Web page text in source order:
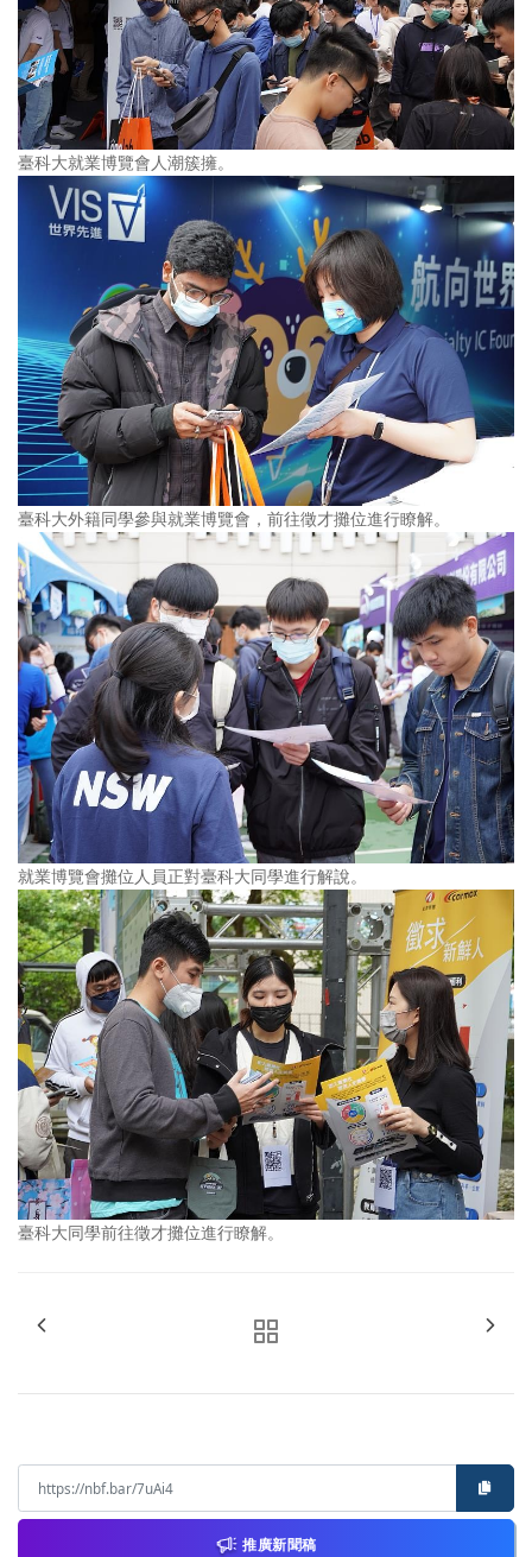
臺科大就業博覽會人潮簇擁。
臺科大外籍同學參與就業博覽會，前往徵才攤位進行瞭解。
就業博覽會攤位人員正對臺科大同學進行解說。
臺科大同學前往徵才攤位進行瞭解。
推廣新聞稿